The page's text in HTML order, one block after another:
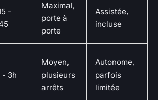
-
Maximal,
porte à
porte
Assistée,
incluse
- 3h
Moyen,
plusieurs
arrêts
Autonome,
parfois
limitée